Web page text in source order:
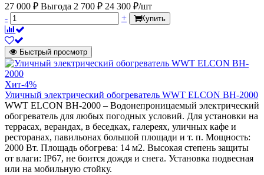
27 000 ₽ Выгода 2 700 ₽ 24 300 ₽/шт
-
+ Купить
Быстрый просмотр
Хит-4%
Уличный электрический обогреватель WWT ELCON BH-2000
WWT ELCON BH-2000 – Водонепроницаемый электрический
обогреватель для любых погодных условий. Для установки на
террасах, верандах, в беседках, галереях, уличных кафе и
ресторанах, павильонах большой площади и т. п. Мощность:
2000 Вт. Площадь обогрева: 14 м2. Высокая степень защиты
от влаги: IP67, не боится дождя и снега. Установка подвесная
или на мобильную стойку.